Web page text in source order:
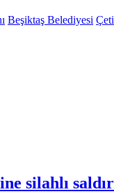
Beşiktaş Belediyesi
silahlı